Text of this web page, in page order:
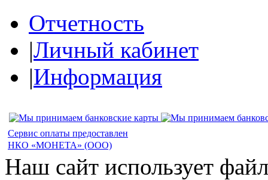
Отчетность
|Личный кабинет
|Информация
Сервис оплаты предоставлен
НКО «МОНЕТА» (ООО)
Наш сайт использует